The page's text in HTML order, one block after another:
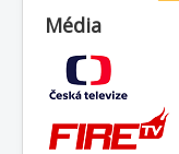
Média